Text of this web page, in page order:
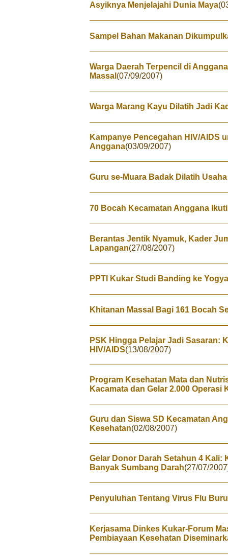
Asyiknya Menjelajahi Dunia Maya
Sampel Bahan Makanan
Warga Daerah Terpencil di
Massal (07/09/2007)
Warga Marang Kayu Dilatih Jadi
Kampanye Pencegahan HIV/AIDS
Anggana(03/09/2007)
Guru se-Muara Badak Dilatih
70 Bocah Kecamatan Anggana
Berantas Jentik Nyamuk, Kader
Lapangan(27/08/2007)
PPTI Kukar Studi Banding ke
Khitanan Massal Bagi 161 Bocah
PSK Hingga Pelajar Jadi Sasaran:
HIV/AIDS(13/08/2007)
Program Kesehatan Mata dan
Kacamata dan Gelar 2.000 Operasi
Guru dan Siswa SD Kecamatan
Kesehatan(02/08/2007)
Gelar Donor Darah Setahun 4 Kali:
Banyak Sumbang Darah(27/07/
Penyuluhan Tentang Virus Flu
Kerjasama Dinkes Kukar-Forum
Pembiayaan Kesehatan